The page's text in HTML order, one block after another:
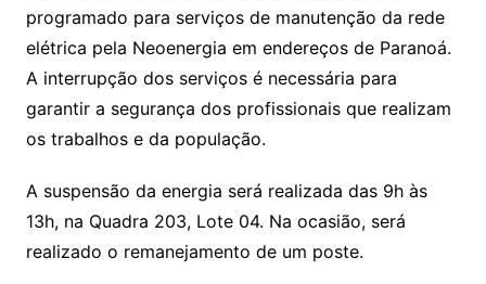
programado para serviços de manutenção da rede
elétrica pela Neoenergia em endereços de Paranoá.
A interrupção dos serviços é necessária para
garantir a segurança dos profissionais que realizam
os trabalhos e da população.
A suspensão da energia será realizada das 9h às
13h, na Quadra 203, Lote 04. Na ocasião, será
realizado o remanejamento de um poste.